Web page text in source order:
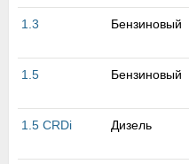
1.3 Бензиновый
1.5 Бензиновый
1.5 CRDi Дизель